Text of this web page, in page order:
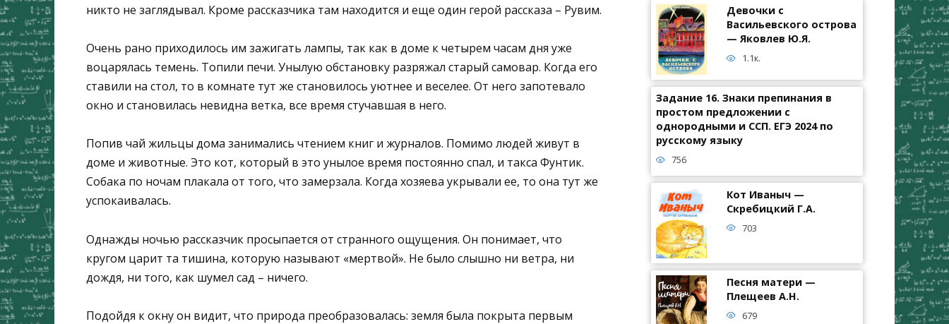
никто не заглядывал. Кроме рассказчика там находится и еще один герой рассказа – Рувим.
Очень рано приходилось им зажигать лампы, так как в доме к четырем часам дня уже
воцарялась темень. Топили печи. Унылую обстановку разряжал старый самовар. Когда его
ставили на стол, то в комнате тут же становилось уютнее и веселее. От него запотевало
окно и становилась невидна ветка, все время стучавшая в него.
Попив чай жильцы дома занимались чтением книг и журналов. Помимо людей живут в
доме и животные. Это кот, который в это унылое время постоянно спал, и такса Фунтик.
Собака по ночам плакала от того, что замерзала. Когда хозяева укрывали ее, то она тут же
успокаивалась.
Однажды ночью рассказчик просыпается от странного ощущения. Он понимает, что
кругом царит та тишина, которую называют «мертвой». Не было слышно ни ветра, ни
дождя, ни того, как шумел сад – ничего.
Подойдя к окну он видит, что природа преобразовалась: земля была покрыта первым
Девочки с
Васильевского острова
— Яковлев Ю.Я.
1.1к.
Задание 16. Знаки препинания в
простом предложении с
однородными и ССП. ЕГЭ 2024 по
русскому языку
756
Кот Иваныч —
Скребицкий Г.А.
703
Песня матери —
Плещеев А.Н.
679